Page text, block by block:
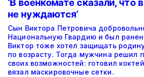
‘В военкомате сказали, что
не нуждаются’
Сын Виктора Петровича
Национальную Гвардию и был
Виктор тоже хотел защищать
по возрасту. Тогда мужчина решил
своих возможностей: готовил
вязал маскировочные сетки.